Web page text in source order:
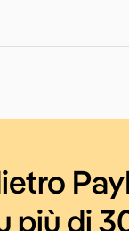
più di